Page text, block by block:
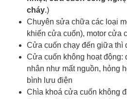
cháy.)
Chuyên sửa chữa các loại
khiển cửa cuốn), motor cửa
Cửa cuốn chạy đến giữa thì
Cửa cuốn không hoạt động:
nhân như mất nguồn, hỏng
bình lưu điện
Chìa khoá cửa cuốn không